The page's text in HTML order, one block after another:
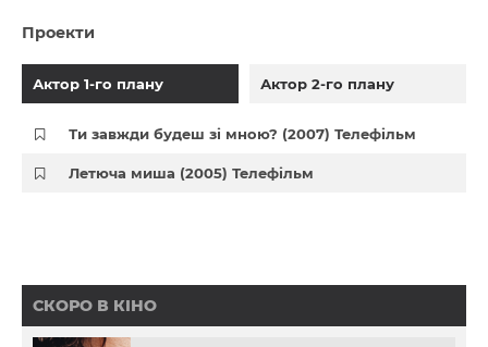
Проекти
Актор 1-го плану Актор 2-го плану
Ти завжди будеш зі мною? (2007) Телефільм
Летюча миша (2005) Телефільм
СКОРО В КІНО